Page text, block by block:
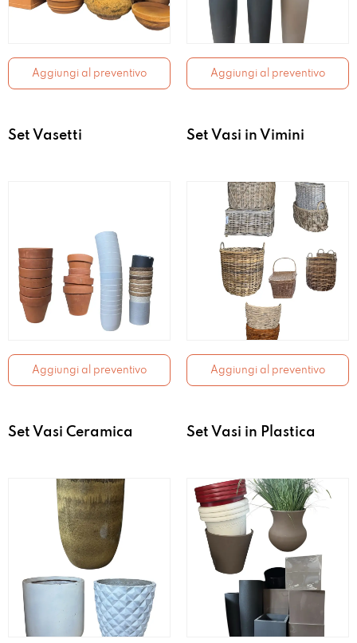
Aggiungi al preventivo Aggiungi al preventivo
Set Vasetti
Aggiungi al preventivo
Set Vasi in Vimini
Aggiungi al preventivo
Set Vasi Ceramica Set Vasi in Plastica